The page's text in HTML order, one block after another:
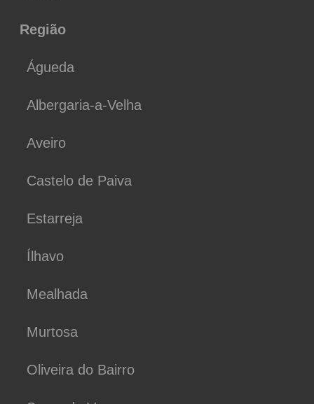
Região
Águeda
Albergaria-a-Velha
Aveiro
Castelo de Paiva
Estarreja
Ílhavo
Mealhada
Murtosa
Oliveira do Bairro